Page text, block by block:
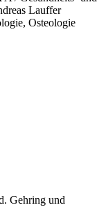
Lauffer
Osteologie
Gehring und